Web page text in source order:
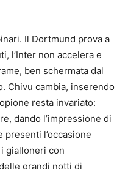
Il Dortmund prova a
l’Inter non accelera e
ben schermata dal
Chivu cambia, inserendo
resta invariato:
dando l’impressione di
l’occasione
gialloneri con
grandi notti di